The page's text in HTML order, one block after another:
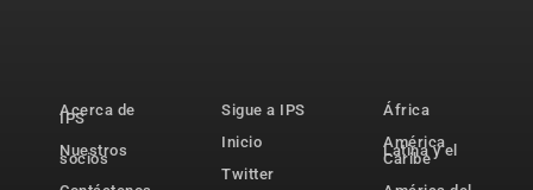
Acerca de
IPS
Nuestros
socios
Sigue a IPS
Inicio
Twitter
África
América
Latina y el
Caribe